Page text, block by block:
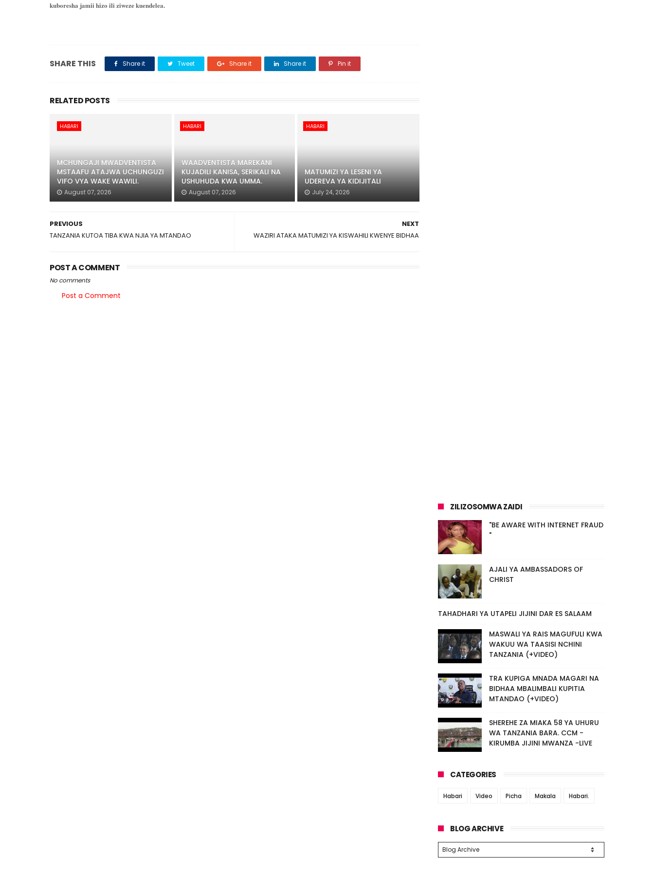
kuboresha jamii hizo ili ziweze kuendelea.
SHARE THIS Share it Tweet Share it Share it Pin it
RELATED POSTS
HABARI
MCHUNGAJI MWADVENTISTA
MSTAAFU ATAJWA UCHUNGUZI
VIFO VYA WAKE WAWILI.
August 07, 2026
HABARI
WAADVENTISTA MAREKANI
KUJADILI KANISA, SERIKALI NA
USHUHUDA KWA UMMA.
August 07, 2026
HABARI
MATUMIZI YA LESENI YA
UDEREVA YA KIDIJITALI
July 24, 2026
NEXT
WAZIRI ATAKA MATUMIZI YA KISWAHILI KWENYE BIDHAA
PREVIOUS
TANZANIA KUTOA TIBA KWA NJIA YA MTANDAO
POST A COMMENT
No comments
Post a Comment
ZILIZOSOMWA ZAIDI
"BE AWARE WITH INTERNET FRAUD
"
AJALI YA AMBASSADORS OF
CHRIST
TAHADHARI YA UTAPELI JIJINI DAR ES SALAAM
MASWALI YA RAIS MAGUFULI KWA
WAKUU WA TAASISI NCHINI
TANZANIA (+VIDEO)
TRA KUPIGA MNADA MAGARI NA
BIDHAA MBALIMBALI KUPITIA
MTANDAO (+VIDEO)
SHEREHE ZA MIAKA 58 YA UHURU
WA TANZANIA BARA. CCM -
KIRUMBA JIJINI MWANZA -LIVE
CATEGORIES
Habari Video Picha Makala Habari.
BLOG ARCHIVE